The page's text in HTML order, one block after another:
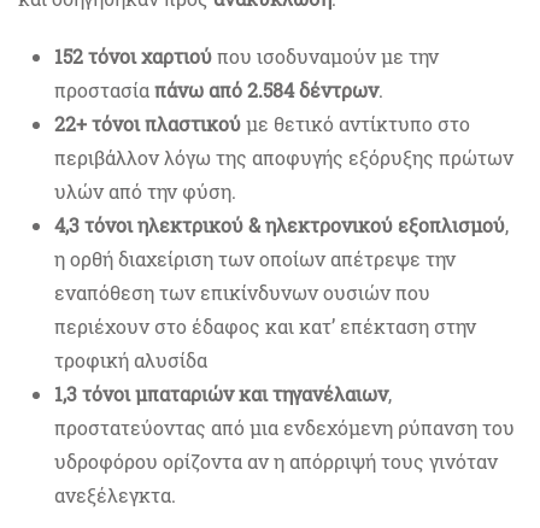
152 τόνοι χαρτιούπου ισοδυναμούν με την
προστασίαπάνω από 2.584 δέντρων.
22+ τόνοι πλαστικούμε θετικό αντίκτυπο στο
περιβάλλον λόγω της αποφυγής εξόρυξης πρώτων
υλών από την φύση.
4,3 τόνοι ηλεκτρικού & ηλεκτρονικού εξοπλισμού,
η ορθή διαχείριση των οποίων απέτρεψε την
εναπόθεση των επικίνδυνων ουσιών που
περιέχουν στο έδαφος και κατ’ επέκταση στην
τροφική αλυσίδα
1,3 τόνοι μπαταριών και τηγανέλαιων,
προστατεύοντας από μια ενδεχόμενη ρύπανση του
υδροφόρου ορίζοντα αν η απόρριψή τους γινόταν
ανεξέλεγκτα.